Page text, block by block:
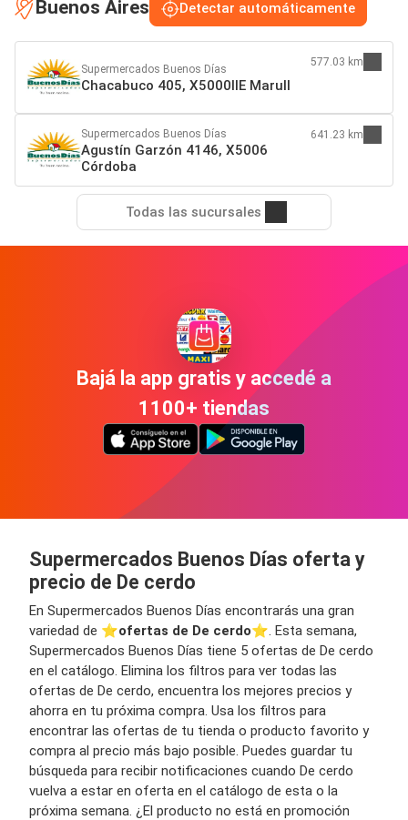
Buenos Aires Detectar automáticamente
Supermercados Buenos Días
Chacabuco 405, X5000IIE Marull
577.03 km
Supermercados Buenos Días
Agustín Garzón 4146, X5006
Córdoba
641.23 km
Todas las sucursales
Bajá la app gratis y accedé a
1100+ tiendas
Supermercados Buenos Días oferta y
precio de De cerdo
En Supermercados Buenos Días encontrarás una gran
variedad de ⭐️ofertas de De cerdo⭐️. Esta semana,
Supermercados Buenos Días tiene 5 ofertas de De cerdo
en el catálogo. Elimina los filtros para ver todas las
ofertas de De cerdo, encuentra los mejores precios y
ahorra en tu próxima compra. Usa los filtros para
encontrar las ofertas de tu tienda o producto favorito y
compra al precio más bajo posible. Puedes guardar tu
búsqueda para recibir notificaciones cuando De cerdo
vuelva a estar en oferta en el catálogo de esta o la
próxima semana. ¿El producto no está en promoción